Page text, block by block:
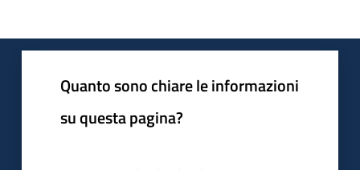
Quanto sono chiare le informazioni
su questa pagina?